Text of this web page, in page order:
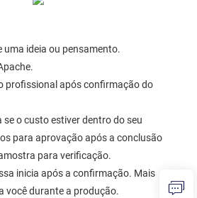
uma ideia ou pensamento.
profissional após confirmação do
o custo estiver dentro do seu
para aprovação após a conclusão
para verificação.
inicia após a confirmação. Mais
você durante a produção.